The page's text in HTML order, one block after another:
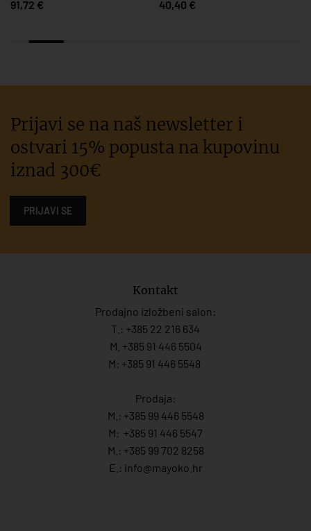
91,72 €
40,40 €
Prijavi se na naš newsletter i
ostvari 15% popusta na kupovinu
iznad 300€
PRIJAVI SE
Kontakt
Prodajno izložbeni salon:
T.: +385 22 216 634
M. +385 91 446 5504
M: +385 91 446 5548
Prodaja:
M.: +385 99 446 5548
M: +385 91 446 5547
M.: +385 99 702 8258
E.: info@mayoko. hr